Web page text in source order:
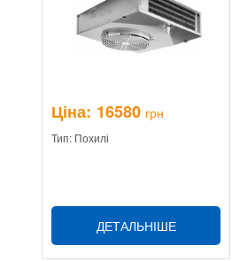
Ціна: 16580 грн
Тип: Похилі
ДЕТАЛЬНІШЕ